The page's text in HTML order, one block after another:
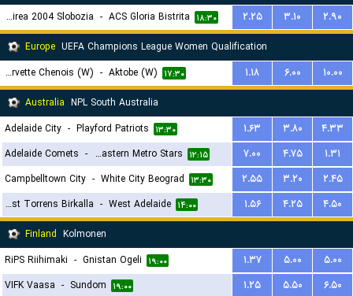
FC Unirea 2004 Slobozia
- ACS Gloria Bistrita ۱۸:۳۰ ۲.۲۵ ۳.۱۰
۲.۹۰
Europe UEFA Champions League Women Qualification
Servette Chenois (W)
- Aktobe (W) ۱۷:۳۰ ۱.۱۸ ۶.۰۰
۱۰.۰۰
Australia NPL South Australia
Adelaide City - Playford Patriots ۱۳:۳۰ ۱.۶۳ ۳.۸۰
۴.۳۳
Adelaide Comets - North Eastern Metro Stars ۱۲:۱۵ ۷.۰۰ ۴.۷۵
۱.۳۱
Campbelltown City - White City Beograd ۱۳:۳۰ ۲.۵۵ ۳.۲۰
۲.۴۵
West Torrens Birkalla
- West Adelaide ۱۴:۰۰ ۱.۵۶ ۴.۲۵
۴.۵۰
Finland Kolmonen
RiPS Riihimaki - Gnistan Ogeli ۱۹:۰۰ ۱.۳۷ ۵.۰۰
۵.۰۰
VIFK Vaasa - Sundom ۱۹:۰۰ ۱.۲۵ ۵.۵۰
۶.۵۰